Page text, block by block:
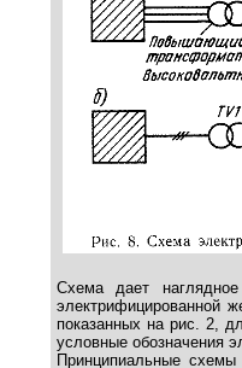
Схема дает
электрифицированной
показанных на рис. 2,
условные обозначения
Принципиальные